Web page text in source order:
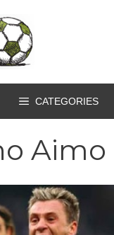
CATEGORIES
Aimo